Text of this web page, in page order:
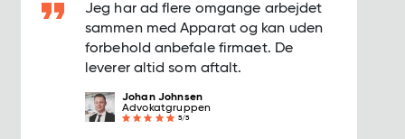
Jeg har ad flere omgange arbejdet
sammen med Apparat og kan uden
forbehold anbefale firmaet. De
leverer altid som aftalt.
Johan Johnsen
Advokatgruppen
5/5